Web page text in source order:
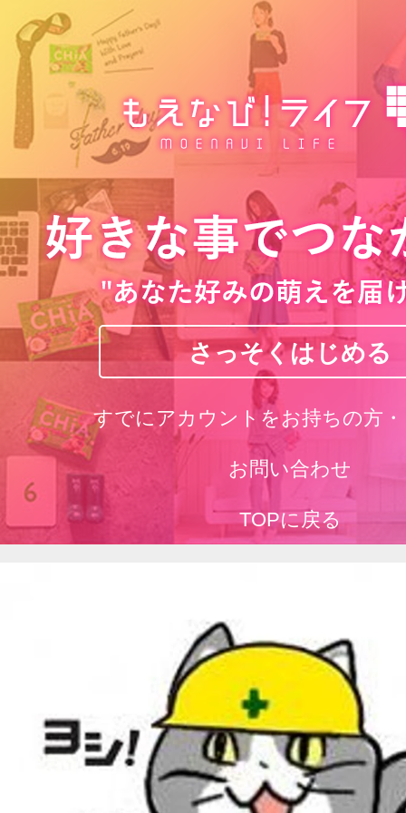
さっそくはじめる
すでにアカウントをお持ちの方
お問い合わせ
TOPに戻る